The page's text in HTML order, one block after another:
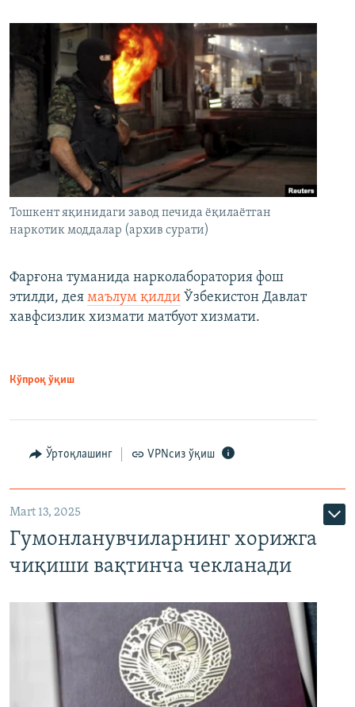
Тошкент яқинидаги завод печида ёқилаётган
наркотик моддалар (архив сурати)
Фарғона туманида нарколаборатория фош
этилди, дея маълум қилди Ўзбекистон Давлат
хавфсизлик хизмати матбуот хизмати.
Кўпроқ ўқиш
Ўртоқлашинг VPNсиз ўқиш
Mart 13, 2025
Гумонланувчиларнинг хорижга
чиқиши вақтинча чекланади